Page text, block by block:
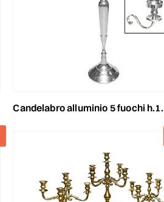
candelabro alluminio 5 fuochi h.100 cm -mira- argento satinato